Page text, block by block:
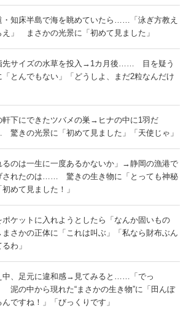
・知床半島で海を眺めていたら……「泳ぎ方教え
え」 まさかの光景に「初めて見ました」
先サイズの水草を投入→1カ月後…… 目を疑う
「とんでもない」「どうしよ、まだ2粒なんだけ
軒下にできたツバメの巣→ヒナの中に1羽だ
きの光景に「初めて見ました」「天使じゃ」
るのは一生に一度あるかないか」→静岡の漁港で
されたのは…… 驚きの生き物に「とっても神秘
初めて見ました！」
ポケットに入れようとしたら「なんか固いもの
さかの正体に「これは叫ぶ」「私なら財布ぶん
わ」
中、足元に違和感→見てみると……「でっ
泥の中から現れた“まさかの生き物”に「田んぼ
んですね！」「びっくりです」